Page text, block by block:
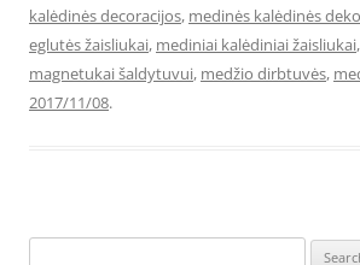
kalėdinės decoracijos, medinės kalėdinės
eglutės žaisliukai, mediniai kalėdiniai žaisliukai,
magnetukai šaldytuvui, medžio dirbtuvės,
2017/11/08.